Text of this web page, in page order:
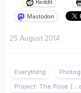
Reddit
Mastodon
25 August 2014
Everything
Project: The Pose (...